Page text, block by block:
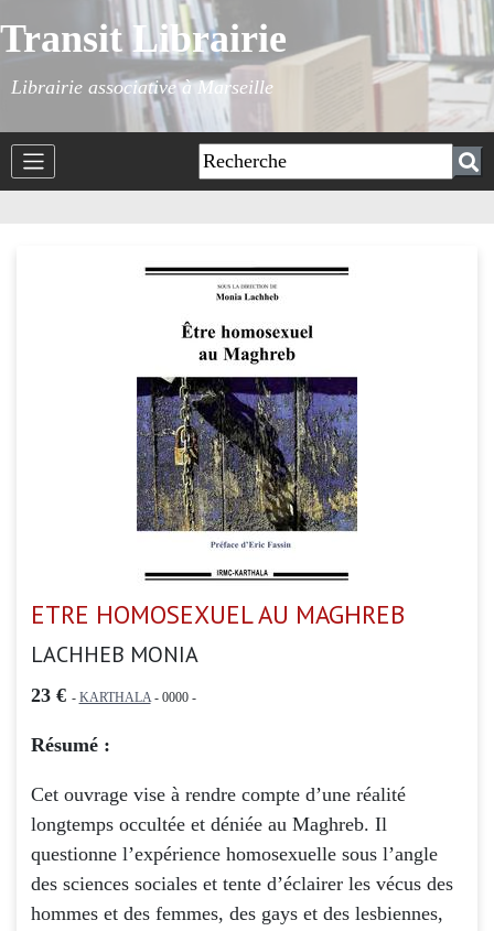
Transit Librairie
Librairie associative à Marseille
ETRE HOMOSEXUEL AU MAGHREB
LACHHEB MONIA
23 € - KARTHALA- 0000 -
Résumé :
Cet ouvrage vise à rendre compte d’une réalité
longtemps occultée et déniée au Maghreb. Il
questionne l’expérience homosexuelle sous l’angle
des sciences sociales et tente d’éclairer les vécus des
hommes et des femmes, des gays et des lesbiennes,